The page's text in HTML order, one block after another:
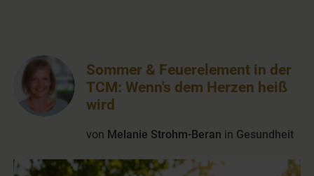
Sommer & Feuerelement in der
TCM: Wenn's dem Herzen heiß
wird
von Melanie Strohm-Beran in Gesundheit